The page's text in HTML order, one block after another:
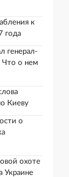
к
года
генерал-
Что о нем
Киеву
о
охоте
Украине